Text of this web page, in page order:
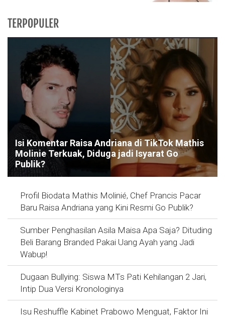
TERPOPULER
Isi Komentar Raisa Andriana di TikTok Mathis
Molinie Terkuak, Diduga jadi Isyarat Go
Publik?
Profil Biodata Mathis Molinié, Chef Prancis Pacar
Baru Raisa Andriana yang Kini Resmi Go Publik?
Sumber Penghasilan Asila Maisa Apa Saja? Dituding
Beli Barang Branded Pakai Uang Ayah yang Jadi
Wabup!
Dugaan Bullying: Siswa MTs Pati Kehilangan 2 Jari,
Intip Dua Versi Kronologinya
Isu Reshuffle Kabinet Prabowo Menguat, Faktor Ini